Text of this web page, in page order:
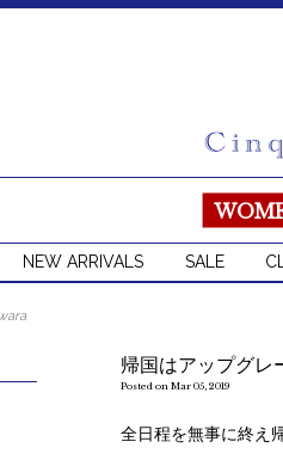
NEW ARRIVALS SALE
帰国はアップグレ
Posted on Mar 05, 2019
全日程を無事に終え